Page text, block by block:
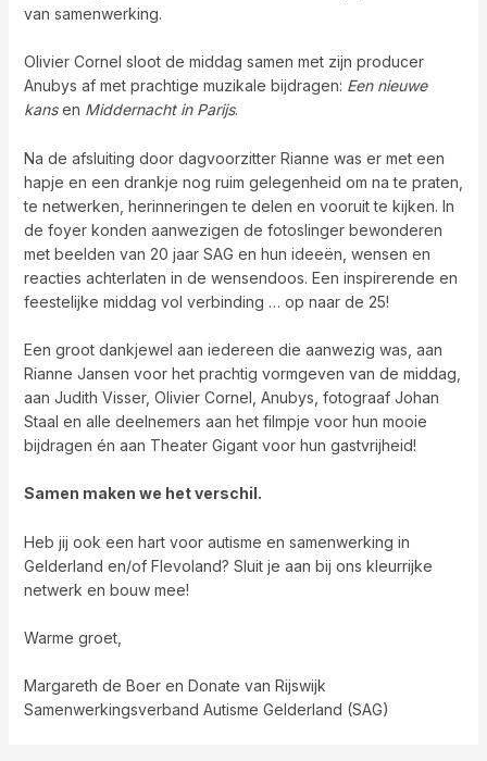
van samenwerking.
Olivier Cornel sloot de middag samen met zijn producer
Anubys af met prachtige muzikale bijdragen: Een nieuwe
kansen Middernacht in Parijs.
Na de afsluiting door dagvoorzitter Rianne was er met een
hapje en een drankje nog ruim gelegenheid om na te praten,
te netwerken, herinneringen te delen en vooruit te kijken. In
de foyer konden aanwezigen de fotoslinger bewonderen
met beelden van 20 jaar SAG en hun ideeën, wensen en
reacties achterlaten in de wensendoos. Een inspirerende en
feestelijke middag vol verbinding … op naar de 25!
Een groot dankjewel aan iedereen die aanwezig was, aan
Rianne Jansen voor het prachtig vormgeven van de middag,
aan Judith Visser, Olivier Cornel, Anubys, fotograaf Johan
Staal en alle deelnemers aan het filmpje voor hun mooie
bijdragen én aan Theater Gigant voor hun gastvrijheid!
Samen maken we het verschil.
Heb jij ook een hart voor autisme en samenwerking in
Gelderland en/of Flevoland? Sluit je aan bij ons kleurrijke
netwerk en bouw mee!
Warme groet,
Margareth de Boer en Donate van Rijswijk
Samenwerkingsverband Autisme Gelderland (SAG)